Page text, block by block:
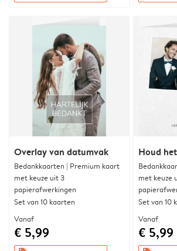
Overlay van datumvak
Bedankkaarten | Premium kaart
met keuze uit 3
papierafwerkingen
Set van 10 kaarten
Vanaf
€ 5,99
Houd
met keuze
Set van 10
Vanaf
€ 5,99